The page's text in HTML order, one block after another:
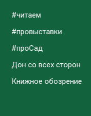
#читаем
#провыставки
#проСад
Дон со всех сторон
Книжное обозрение